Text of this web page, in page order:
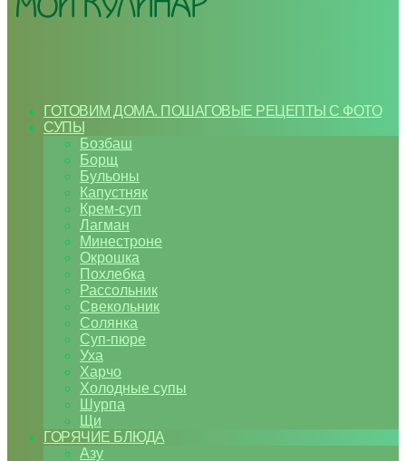
ГОТОВИМ ДОМА. ПОШАГОВЫЕ РЕЦЕПТЫ С ФОТО
СУПЫ
Бозбаш
Борщ
Бульоны
Капустняк
Крем-суп
Лагман
Минестроне
Окрошка
Похлебка
Рассольник
Свекольник
Солянка
Суп-пюре
Уха
Харчо
Холодные супы
Шурпа
Щи
ГОРЯЧИЕ БЛЮДА
Азу